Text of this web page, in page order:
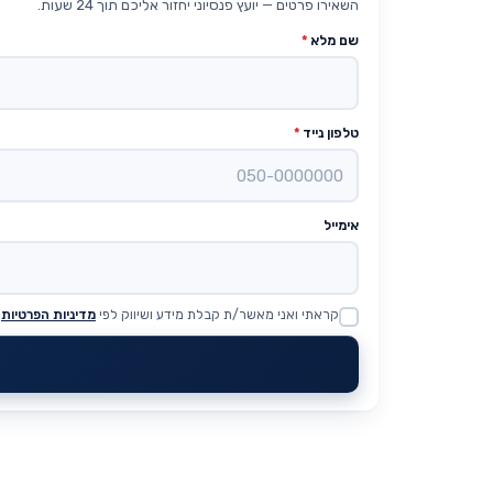
השאירו פרטים — יועץ פנסיוני יחזור אליכם תוך 24 שעות.
שם מלא *
טלפון נייד *
אימייל
Website
קראתי ואני מאשר/ת קבלת מידע ושיווק לפי מדיניות הפרטיות